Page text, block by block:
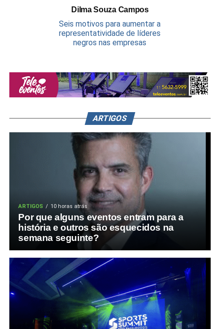
Dilma Souza Campos
Seis motivos para aumentar a
representatividade de líderes
negros nas empresas
ARTIGOS
ARTIGOS 10 horas atrás
Por que alguns eventos entram para a
história e outros são esquecidos na
semana seguinte?